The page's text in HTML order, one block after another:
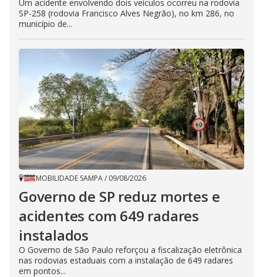
Um acidente envolvendo dois veículos ocorreu na rodovia
SP-258 (rodovia Francisco Alves Negrão), no km 286, no
município de...
MOBILIDADE SAMPA/ 09/08/2026
Governo de SP reduz mortes e
acidentes com 649 radares
instalados
O Governo de São Paulo reforçou a fiscalização eletrônica
nas rodovias estaduais com a instalação de 649 radares
em pontos...